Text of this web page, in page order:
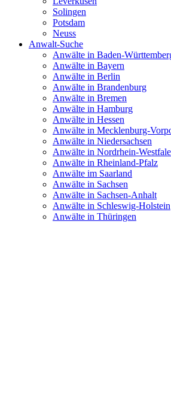
Solingen
Potsdam
Neuss
Anwalt-Suche
Anwälte in Baden-
Anwälte in Bayern
Anwälte in Berlin
Anwälte in Brandenburg
Anwälte in Bremen
Anwälte in Hamburg
Anwälte in Hessen
Anwälte in Mecklenburg-
Anwälte in Niedersachsen
Anwälte in Nordrhein-
Anwälte in Rheinland-Pfalz
Anwälte im Saarland
Anwälte in Sachsen
Anwälte in Sachsen-Anhalt
Anwälte in Schleswig-Holstein
Anwälte in Thüringen